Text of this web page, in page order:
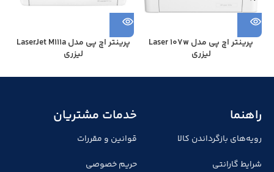
پرینتر اچ پی مدل Laser 107w
لیزری
پرینتر اچ پی مدل LaserJet M111a
لیزری
راهنما
رویه‌های بازگرداندن کالا
شرایط گارانتی
خدمات مشتریان
قوانین و مقررات
حریم خصوصی